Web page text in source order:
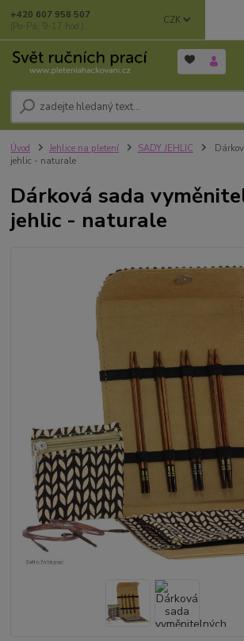
CZK
+420 607 958 507
(Po-Pá, 9-17 hod.)
Úvod Jehlice na pletení SADY JEHLIC
jehlic - naturale
Dárková sada
jehlic - naturale